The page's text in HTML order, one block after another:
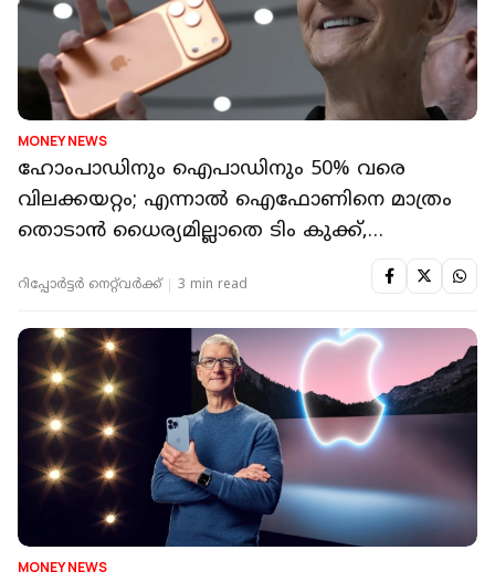
MONEY NEWS
ഹോംപാഡിനും ഐപാഡിനും 50% വരെ
വിലക്കയറ്റം; എന്നാൽ ഐഫോണിനെ മാത്രം
തൊടാൻ ധൈര്യമില്ലാതെ ടിം കുക്ക്,
റിപ്പോർട്ടർ നെറ്റ്‌വര്‍ക്ക്‌ 3 min read
MONEY NEWS